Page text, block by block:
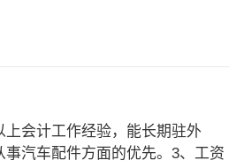
上会计工作经验，能长期驻外
事汽车配件方面的优先。3、工资